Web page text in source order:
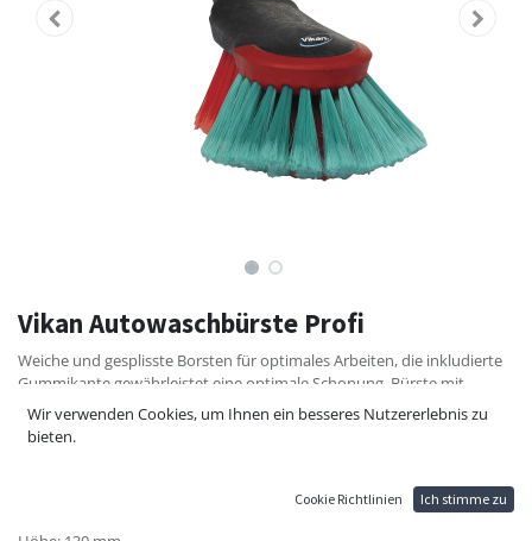
Vikan Autowaschbürste Profi
Weiche und gesplisste Borsten für optimales Arbeiten, die inkludierte
Gummikante gewährleistet eine optimale Schonung. Bürste mit
ergonomischem, angenehmem Griff für die effektive und einfache
Reinigung aller Oberflächen.
Wir verwenden Cookies, um Ihnen ein besseres Nutzererlebnis zu
bieten.
Cookie Richtlinien Ich stimme zu